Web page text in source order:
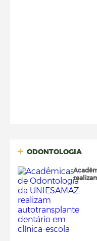
ODONTOLOGIA